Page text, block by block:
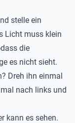
stelle ein
Licht muss klein
die
es nicht sieht.
Dreh ihn einmal
nach links und
kann es sehen.